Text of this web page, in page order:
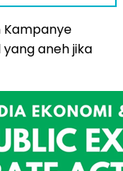
Kampanye
aneh jika